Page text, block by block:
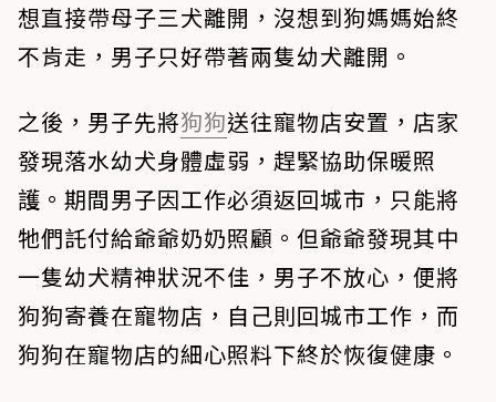
想直接帶母子三犬離開，沒想到狗媽媽始終
不肯走，男子只好帶著兩隻幼犬離開。
之後，男子先將狗狗送往寵物店安置，店家
發現落水幼犬身體虛弱，趕緊協助保暖照
護。期間男子因工作必須返回城市，只能將
牠們託付給爺爺奶奶照顧。但爺爺發現其中
一隻幼犬精神狀況不佳，男子不放心，便將
狗狗寄養在寵物店，自己則回城市工作，而
狗狗在寵物店的細心照料下終於恢復健康。